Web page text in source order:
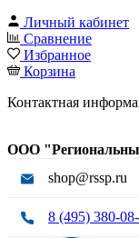
Личный кабинет
Сравнение
Избранное
Корзина
Контактная
ООО
shop@rssp.ru
8 (495) 380-